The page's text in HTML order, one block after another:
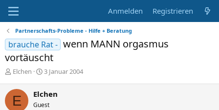
Anmelden Registrieren
Partnerschafts-Probleme - Hilfe + Beratung
brauche Rat - wenn MANN orgasmus
vortäuscht
E
s
t
e
Elchen
E
t
e
3 Januar 2004
E Elchen
Guest